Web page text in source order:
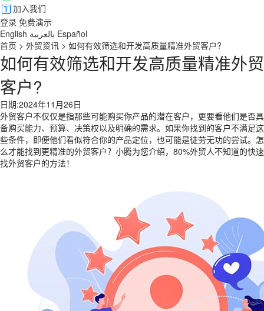
加入我们
登录 免费演示
English بالعربية Español
首页 > 外贸资讯 > 如何有效筛选和开发高质量精准外贸客户?
如何有效筛选和开发高质量精准外贸
客户?
日期:2024年11月26日
外贸客户不仅仅是指那些可能购买你产品的潜在客户，更要看他们是否具
备购买能力、预算、决策权以及明确的需求。如果你找到的客户不满足这
些条件，即便他们看似符合你的产品定位，也可能是徒劳无功的尝试。怎
么才能找到更精准的外贸客户？小腾为您介绍，80%外贸人不知道的快速
找外贸客户的方法！